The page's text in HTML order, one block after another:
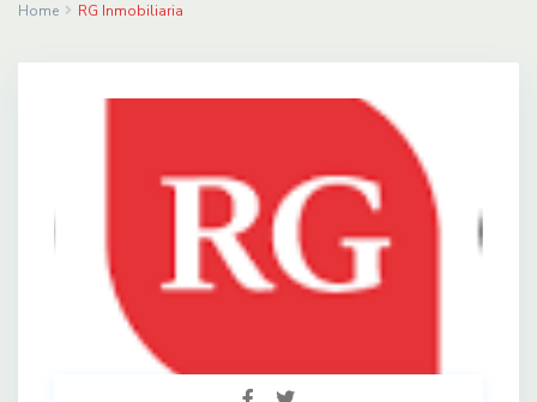
Home RG Inmobiliaria